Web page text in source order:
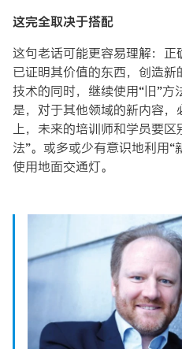
这完全取决于搭配
这句老话可能更容易理解：
已证明其价值的东西，创造
技术的同时，继续使用“旧”
是，对于其他领域的新内容
上，未来的培训师和学员要
法”。或多或少有意识地利用
使用地面交通灯。